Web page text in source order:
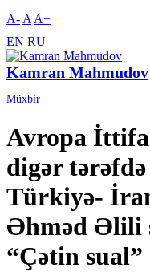
A- A A+
EN RU
Kamran Mahmudov
Müxbir
Avropa
digər
Türkiyə-
Əhməd Əlili
“Çətin sual”